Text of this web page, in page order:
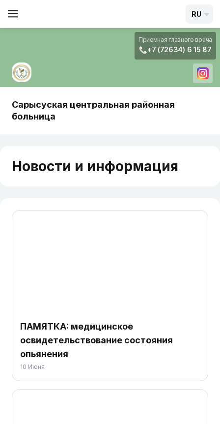
RU
Приемная главного врача
+7 (72634) 6 15 87
Сарысуская центральная районная
больница
Новости и информация
ПАМЯТКА: медицинское
освидетельствование состояния
опьянения
10 Июня